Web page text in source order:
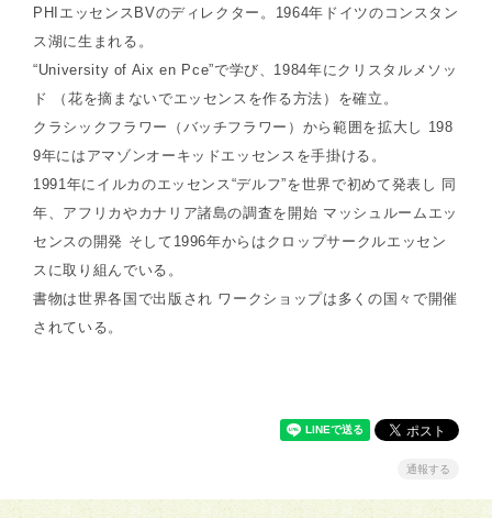
PHIエッセンスBVのディレクター。1964年ドイツのコンスタン
ス湖に生まれる。
“University of Aix en Pce”で学び、1984年にクリスタルメソッ
ド （花を摘まないでエッセンスを作る方法）を確立。
クラシックフラワー（バッチフラワー）から範囲を拡大し 198
9年にはアマゾンオーキッドエッセンスを手掛ける。
1991年にイルカのエッセンス“デルフ”を世界で初めて発表し 同
年、アフリカやカナリア諸島の調査を開始 マッシュルームエッ
センスの開発 そして1996年からはクロップサークルエッセン
スに取り組んでいる。
書物は世界各国で出版され ワークショップは多くの国々で開催
されている。
通報する